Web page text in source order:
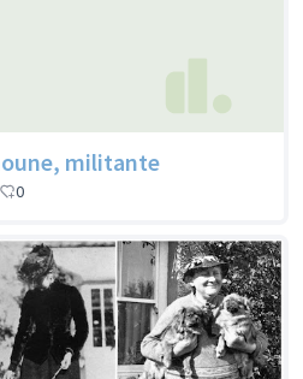
militante
0